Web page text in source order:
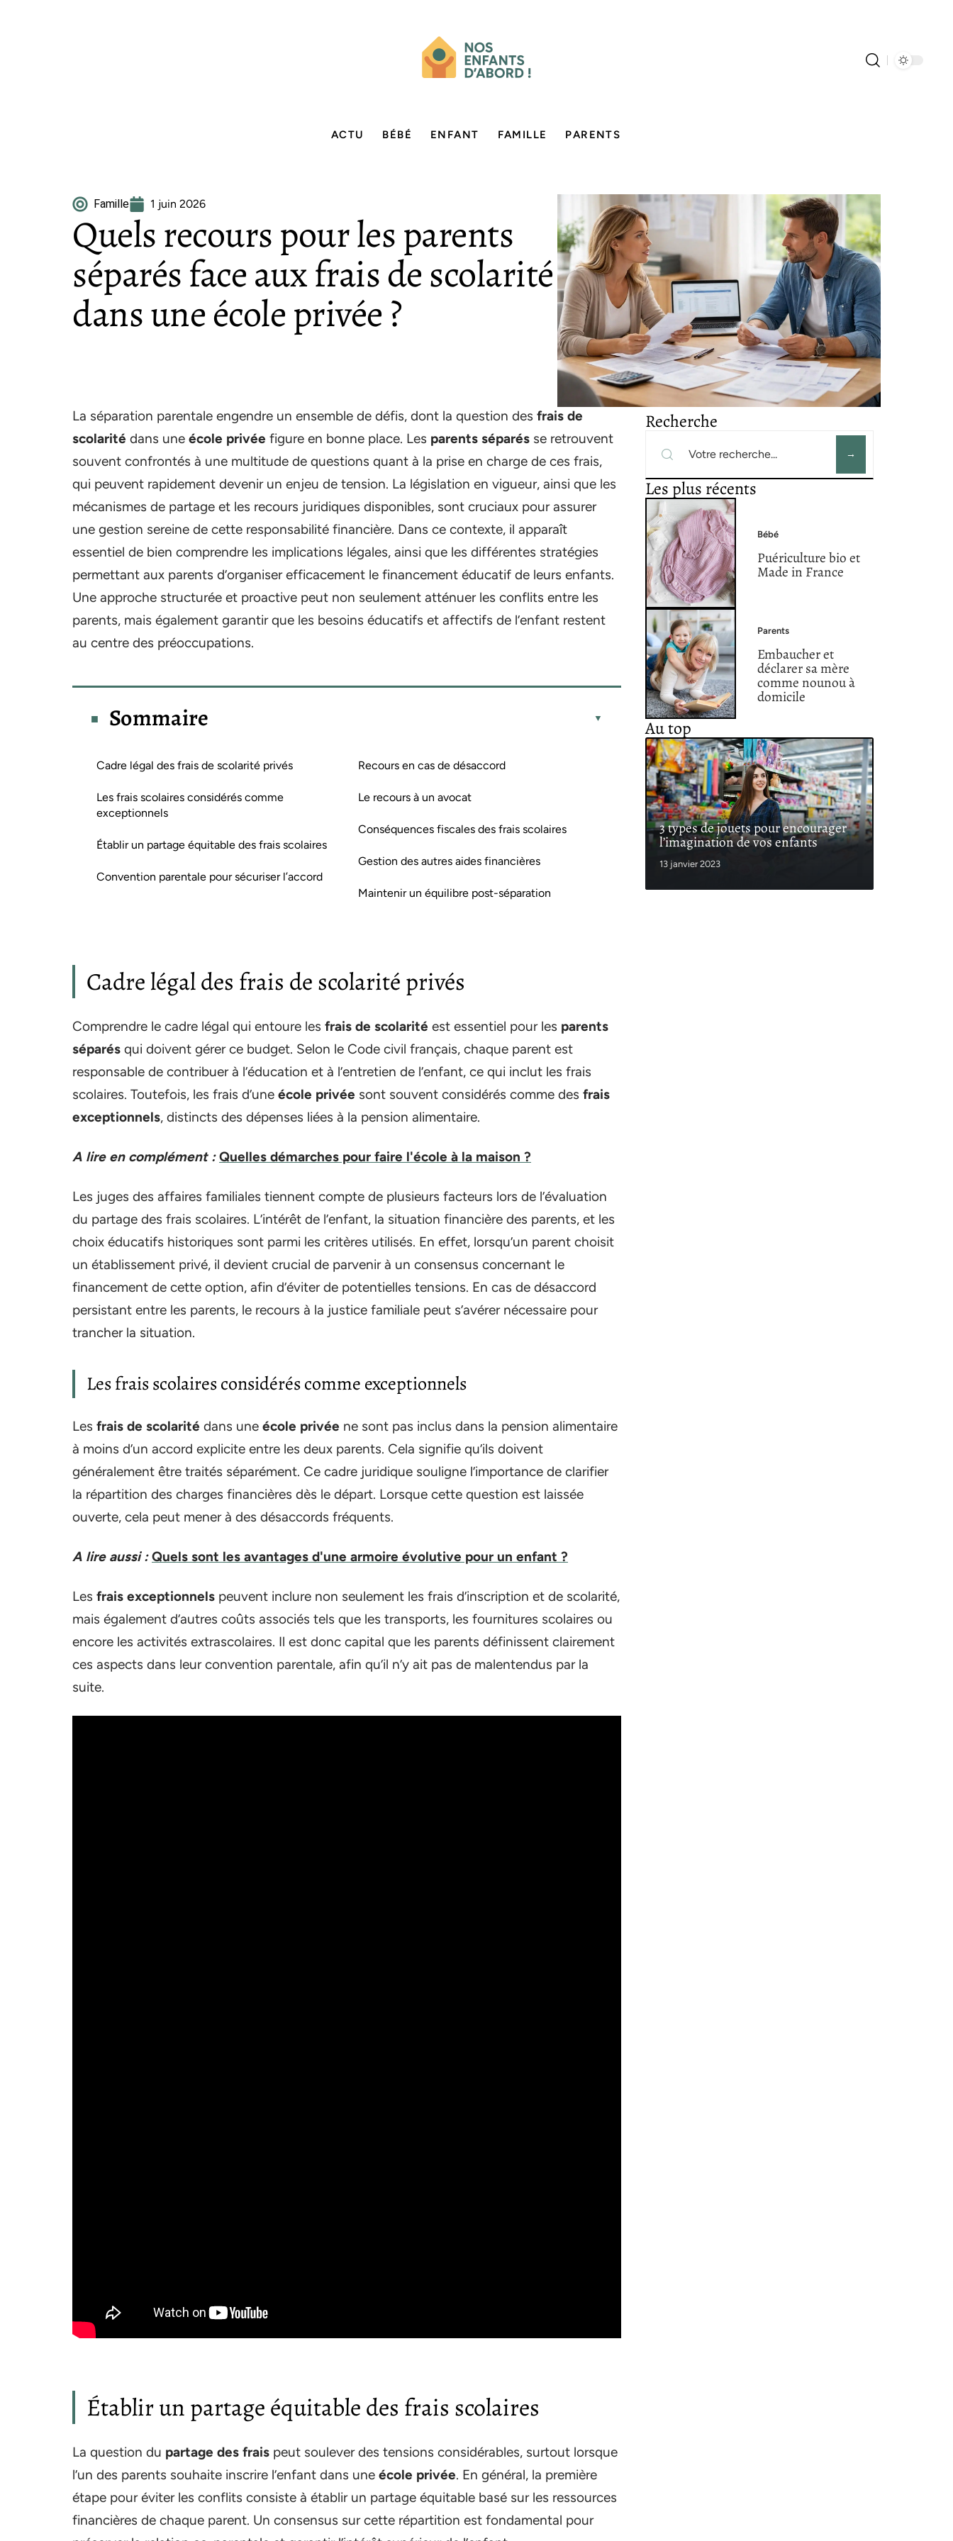
ACTU BÉBÉ ENFANT FAMILLE PARENTS
Famille 1 juin 2026
Quels recours pour les parents
séparés face aux frais de scolarité
dans une école privée ?
La séparation parentale engendre un ensemble de défis, dont la question des frais de
scolarité dans une école privée figure en bonne place. Les parents séparés se retrouvent
souvent confrontés à une multitude de questions quant à la prise en charge de ces frais,
qui peuvent rapidement devenir un enjeu de tension. La législation en vigueur, ainsi que les
mécanismes de partage et les recours juridiques disponibles, sont cruciaux pour assurer
une gestion sereine de cette responsabilité financière. Dans ce contexte, il apparaît
essentiel de bien comprendre les implications légales, ainsi que les différentes stratégies
permettant aux parents d’organiser efficacement le financement éducatif de leurs enfants.
Une approche structurée et proactive peut non seulement atténuer les conflits entre les
parents, mais également garantir que les besoins éducatifs et affectifs de l’enfant restent
au centre des préoccupations.
Sommaire
Cadre légal des frais de scolarité privés
Les frais scolaires considérés comme
exceptionnels
Établir un partage équitable des frais scolaires
Convention parentale pour sécuriser l’accord
Recours en cas de désaccord
Le recours à un avocat
Conséquences fiscales des frais scolaires
Gestion des autres aides financières
Maintenir un équilibre post-séparation
Cadre légal des frais de scolarité privés
Comprendre le cadre légal qui entoure les frais de scolarité est essentiel pour les parents
séparés qui doivent gérer ce budget. Selon le Code civil français, chaque parent est
responsable de contribuer à l’éducation et à l’entretien de l’enfant, ce qui inclut les frais
scolaires. Toutefois, les frais d’une école privée sont souvent considérés comme des frais
exceptionnels, distincts des dépenses liées à la pension alimentaire.
A lire en complément : Quelles démarches pour faire l'école à la maison ?
Les juges des affaires familiales tiennent compte de plusieurs facteurs lors de l’évaluation
du partage des frais scolaires. L’intérêt de l’enfant, la situation financière des parents, et les
choix éducatifs historiques sont parmi les critères utilisés. En effet, lorsqu’un parent choisit
un établissement privé, il devient crucial de parvenir à un consensus concernant le
financement de cette option, afin d’éviter de potentielles tensions. En cas de désaccord
persistant entre les parents, le recours à la justice familiale peut s’avérer nécessaire pour
trancher la situation.
Les frais scolaires considérés comme exceptionnels
Les frais de scolarité dans une école privée ne sont pas inclus dans la pension alimentaire
à moins d’un accord explicite entre les deux parents. Cela signifie qu’ils doivent
généralement être traités séparément. Ce cadre juridique souligne l’importance de clarifier
la répartition des charges financières dès le départ. Lorsque cette question est laissée
ouverte, cela peut mener à des désaccords fréquents.
A lire aussi : Quels sont les avantages d'une armoire évolutive pour un enfant ?
Les frais exceptionnels peuvent inclure non seulement les frais d’inscription et de scolarité,
mais également d’autres coûts associés tels que les transports, les fournitures scolaires ou
encore les activités extrascolaires. Il est donc capital que les parents définissent clairement
ces aspects dans leur convention parentale, afin qu’il n’y ait pas de malentendus par la
suite.
Établir un partage équitable des frais scolaires
La question du partage des frais peut soulever des tensions considérables, surtout lorsque
l’un des parents souhaite inscrire l’enfant dans une école privée. En général, la première
étape pour éviter les conflits consiste à établir un partage équitable basé sur les ressources
financières de chaque parent. Un consensus sur cette répartition est fondamental pour
Recherche
Les plus récents
Bébé
Puériculture bio et
Made in France
Parents
Embaucher et
déclarer sa mère
comme nounou à
domicile
Au top
3 types de jouets pour encourager
l’imagination de vos enfants
13 janvier 2023